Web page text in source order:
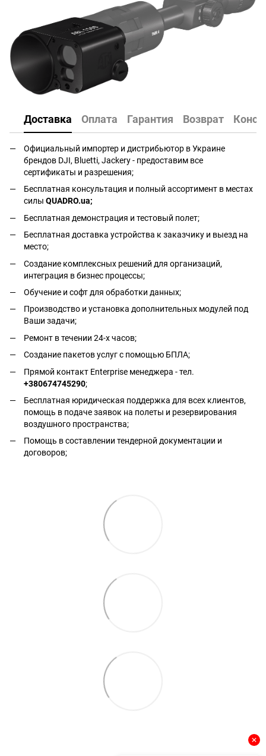
Доставка Оплата Гарантия Возврат
Официальный импортер и дистрибьютор в Украине
брендов DJI, Bluetti, Jackery - предоставим все
сертификаты и разрешения;
Бесплатная консультация и полный ассортимент в местах
силы QUADRO.ua;
Бесплатная демонстрация и тестовый полет;
Бесплатная доставка устройства к заказчику и выезд на
место;
Создание комплексных решений для организаций,
интеграция в бизнес процессы;
Обучение и софт для обработки данных;
Производство и установка дополнительных модулей под
Ваши задачи;
Ремонт в течении 24-х часов;
Создание пакетов услуг с помощью БПЛА;
Прямой контакт Enterprise менеджера - тел.
+380674745290;
Бесплатная юридическая поддержка для всех клиентов,
помощь в подаче заявок на полеты и резервирования
воздушного пространства;
Помощь в составлении тендерной документации и
договоров;